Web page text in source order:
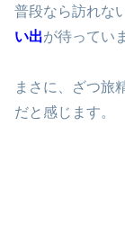
普段なら訪れな
い出が待ってい
まさに、ざつ旅
だと感じます。